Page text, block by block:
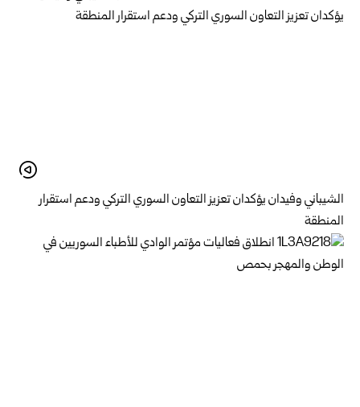
الشيباني وفيدان يؤكدان تعزيز التعاون السوري التركي ودعم استقرار
المنطقة